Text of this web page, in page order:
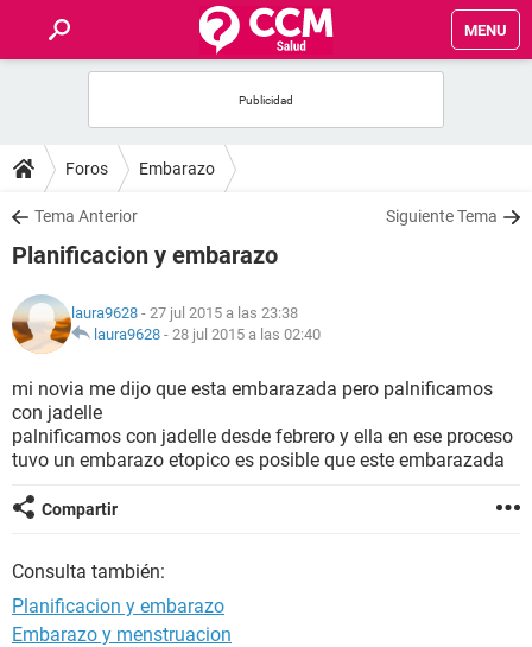
MENU
FOROS
SALUD
NUTRICIÓN
BIENESTAR
SEXUALIDAD
GLOSARIO
Foros Embarazo
Tema Anterior Siguiente Tema
Planificacion y embarazo
laura9628 - 27 jul 2015 a las 23:38
laura9628 - 28 jul 2015 a las 02:40
mi novia me dijo que esta embarazada pero palnificamos
con jadelle
palnificamos con jadelle desde febrero y ella en ese proceso
tuvo un embarazo etopico es posible que este embarazada
Compartir
Consulta también:
Planificacion y embarazo
Embarazo y menstruacion